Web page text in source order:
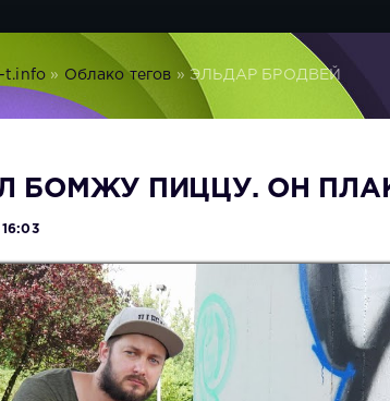
t.info » Облако тегов » ЭЛЬДАР БРОДВЕЙ
БОМЖУ ПИЦЦУ. ОН